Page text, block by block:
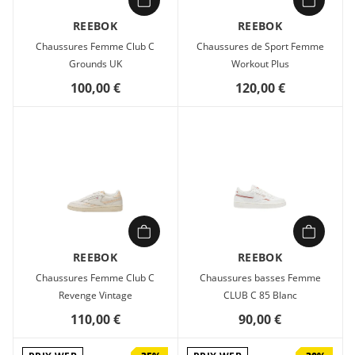
REEBOK
Chaussures Femme Club C
Grounds UK
100,00 €
REEBOK
Chaussures de Sport Femme
Workout Plus
120,00 €
REEBOK
Chaussures Femme Club C
Revenge Vintage
110,00 €
REEBOK
Chaussures basses Femme
CLUB C 85 Blanc
90,00 €